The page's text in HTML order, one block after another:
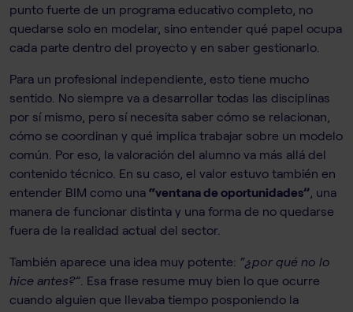
punto fuerte de un programa educativo completo, no
quedarse solo en modelar, sino entender qué papel ocupa
cada parte dentro del proyecto y en saber gestionarlo.
Para un profesional independiente, esto tiene mucho
sentido. No siempre va a desarrollar todas las disciplinas
por sí mismo, pero sí necesita saber cómo se relacionan,
cómo se coordinan y qué implica trabajar sobre un modelo
común. Por eso, la valoración del alumno va más allá del
contenido técnico. En su caso, el valor estuvo también en
entender BIM como una “ventana de oportunidades” , una
manera de funcionar distinta y una forma de no quedarse
fuera de la realidad actual del sector.
También aparece una idea muy potente: “¿por qué no lo
hice antes?” . Esa frase resume muy bien lo que ocurre
cuando alguien que llevaba tiempo posponiendo la